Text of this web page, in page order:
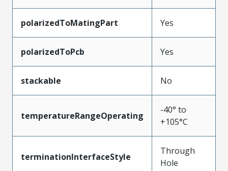
polarizedToMatingPart Yes
polarizedToPcb Yes
stackable No
temperatureRangeOperating
-40° to
+105°C
terminationInterfaceStyle
Through
Hole